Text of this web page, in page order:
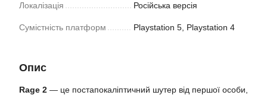
Локалізація Російська версія
Сумістність платформ Playstation 5, Playstation 4
Опис
Rage 2 — це постапокаліптичний шутер від першої особи,